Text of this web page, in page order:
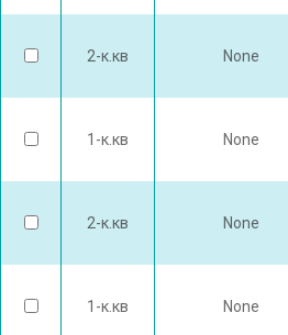
2-к.кв None
1-к.кв None
2-к.кв None
1-к.кв None